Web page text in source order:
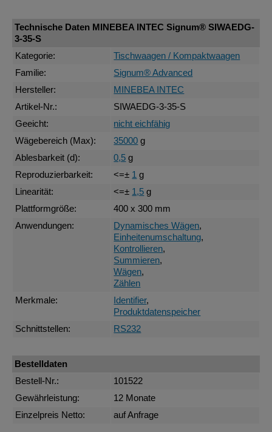
Technische Daten MINEBEA INTEC Signum® SIWAEDG-
3-35-S
Kategorie:
Tischwaagen / Kompaktwaagen
Familie:
Signum® Advanced
Hersteller:
MINEBEA INTEC
Artikel-Nr.:
SIWAEDG-3-35-S
Geeicht:
nicht eichfähig
Wägebereich (Max):
35000 g
Ablesbarkeit (d):
0,5 g
Reproduzierbarkeit:
<=± 1 g
Linearität:
<=± 1,5 g
Plattformgröße:
400 x 300 mm
Anwendungen:
Dynamisches Wägen,
Einheitenumschaltung,
Kontrollieren,
Summieren,
Wägen,
Zählen
Merkmale:
Identifier,
Produktdatenspeicher
Schnittstellen:
RS232
Bestelldaten
Bestell-Nr.:
101522
Gewährleistung:
12 Monate
Einzelpreis Netto:
auf Anfrage